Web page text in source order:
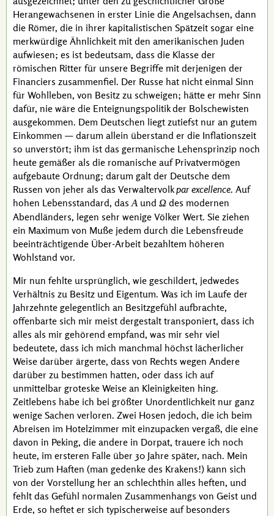
Herangewachsenen in erster Linie die Angelsachsen, dann
die Römer, die in ihrer kapitalistischen Spätzeit sogar eine
merkwürdige Ähnlichkeit mit den amerikanischen Juden
aufwiesen; es ist bedeutsam, dass die Klasse der
römischen Ritter für unsere Begriffe mit derjenigen der
Financiers zusammenfiel. Der Russe hat nicht einmal Sinn
für Wohlleben, von Besitz zu schweigen; hätte er mehr Sinn
dafür, nie wäre die Enteignungspolitik der Bolschewisten
ausgekommen. Dem Deutschen liegt zutiefst nur an gutem
Einkommen — darum allein überstand er die Inflationszeit
so unverstört; ihm ist das germanische Lehensprinzip noch
heute gemäßer als die romanische auf Privatvermögen
aufgebaute Ordnung; darum galt der Deutsche dem
Russen von jeher als das Verwaltervolkpar excellence. Auf
hohen Lebensstandard, dasΑ und Ω des modernen
Abendländers, legen sehr wenige Völker Wert. Sie ziehen
ein Maximum von Muße jedem durch die Lebensfreude
beeinträchtigende Über-Arbeit bezahltem höheren
Wohlstand vor.
Mir nun fehlte ursprünglich, wie geschildert, jedwedes
Verhältnis zu Besitz und Eigentum. Was ich im Laufe der
Jahrzehnte gelegentlich an Besitzgefühl aufbrachte,
offenbarte sich mir meist dergestalt transponiert, dass ich
alles als mir gehörend empfand, was mir sehr viel
bedeutete, dass ich mich manchmal höchst lächerlicher
Weise darüber ärgerte, dass von Rechts wegen Andere
darüber zu bestimmen hatten, oder dass ich auf
unmittelbar groteske Weise an Kleinigkeiten hing.
Zeitlebens habe ich bei größter Unordentlichkeit nur ganz
wenige Sachen verloren. Zwei Hosen jedoch, die ich beim
Abreisen im Hotelzimmer mit einzupacken vergaß, die eine
davon in Peking, die andere in Dorpat, trauere ich noch
heute, im ersteren Falle über 30 Jahre später, nach. Mein
Trieb zum Haften (man gedenke des Krakens!) kann sich
von der Vorstellung her an schlechthin alles heften, und
fehlt das Gefühl normalen Zusammenhangs von Geist und
Erde, so heftet er sich typischerweise auf besonders